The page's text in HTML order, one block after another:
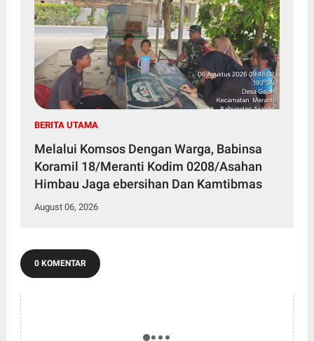
BERITA UTAMA
Melalui Komsos Dengan Warga, Babinsa
Koramil 18/Meranti Kodim 0208/Asahan
Himbau Jaga ebersihan Dan Kamtibmas
August 06, 2026
0 KOMENTAR